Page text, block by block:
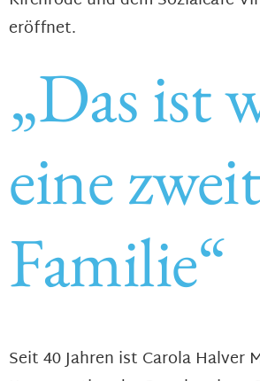
eröffnet.
„Das ist
eine
Familie“
Seit 40 Jahren ist Carola Halver